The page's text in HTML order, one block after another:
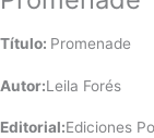
Título: Promenade
Autor:Leila Forés
Editorial:Ediciones